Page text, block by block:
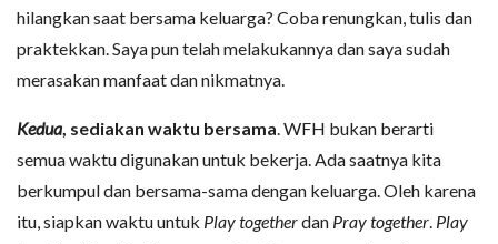
hilangkan saat bersama keluarga? Coba renungkan, tulis dan
praktekkan. Saya pun telah melakukannya dan saya sudah
merasakan manfaat dan nikmatnya.
Kedua , sediakan waktu bersama . WFH bukan berarti
semua waktu digunakan untuk bekerja. Ada saatnya kita
berkumpul dan bersama-sama dengan keluarga. Oleh karena
itu, siapkan waktu untuk Play togetherdan Pray together Play